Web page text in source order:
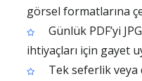
görsel formatlarına
Günlük PDF’yi
ihtiyaçları için gayet
Tek seferlik